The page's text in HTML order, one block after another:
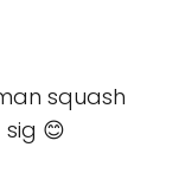
squash
😊